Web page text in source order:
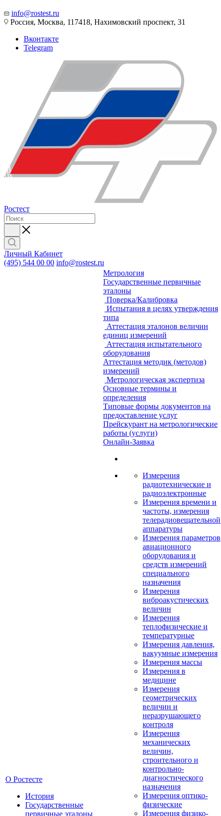
info@rostest.ru
Россия, Москва, 117418, Нахимовский проспект, 31
Вконтакте
Telegram
Ростест
Личный Кабинет
(495) 544 00 00 info@rostest.ru
О Ростесте
История
Государственные
первичные эталоны
Метрология
Государственные первичные
эталоны
Поверка/Калибровка
Испытания в целях утверждения
типа
Аттестация эталонов величин
единиц измерений
Аттестация испытательного
оборудования
Аттестация методик (методов)
измерений
Метрологическая экспертиза
Основные термины и
определения
Типовые формы документов на
предоставление услуг
Прейскурант на метрологические
работы (услуги)
Онлайн-Заявка
Измерения
радиотехнические и
радиоэлектронные
Измерения времени и
частоты, измерения
телерадиовещательной
аппаратуры
Измерения параметров
авиационного
оборудования и
средств измерений
специального
назначения
Измерения
виброакустических
величин
Измерения
теплофизические и
температурные
Измерения давления,
вакуумные измерения
Измерения массы
Измерения в
медицине
Измерения
геометрических
величин и
неразрушающего
контроля
Измерения
механических
величин,
строительного и
контрольно-
диагностического
назначения
Измерения оптико-
физические
Измерения физико-